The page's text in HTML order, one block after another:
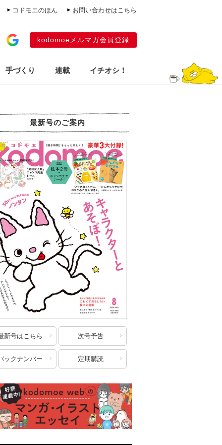
コドモエのほん お問い合わせはこちら
kodomoeメルマガ会員登録
手づくり 連載 イチオシ！
最新号のご案内
新号はこちら 次号予告
ックナンバー 定期購読